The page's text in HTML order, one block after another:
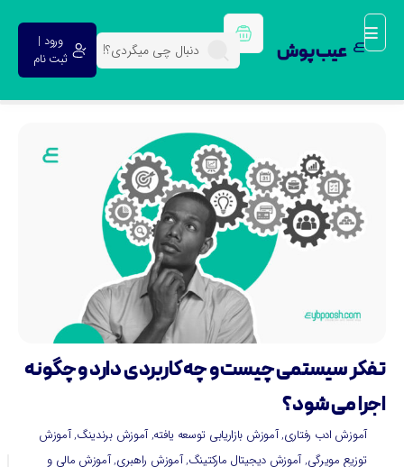
عیب پوش
ورود |
ثبت نام
سیستمی چیست و چه کاربردی دارد و چگونه
می شود؟
آموزش ادب رفتاری,آموزش بازاریابی توسعه یافته,آموزش برندینگ,آموزش
توزیع مویرگی,آموزش دیجیتال مارکتینگ,آموزش راهبری,آموزش مالی و